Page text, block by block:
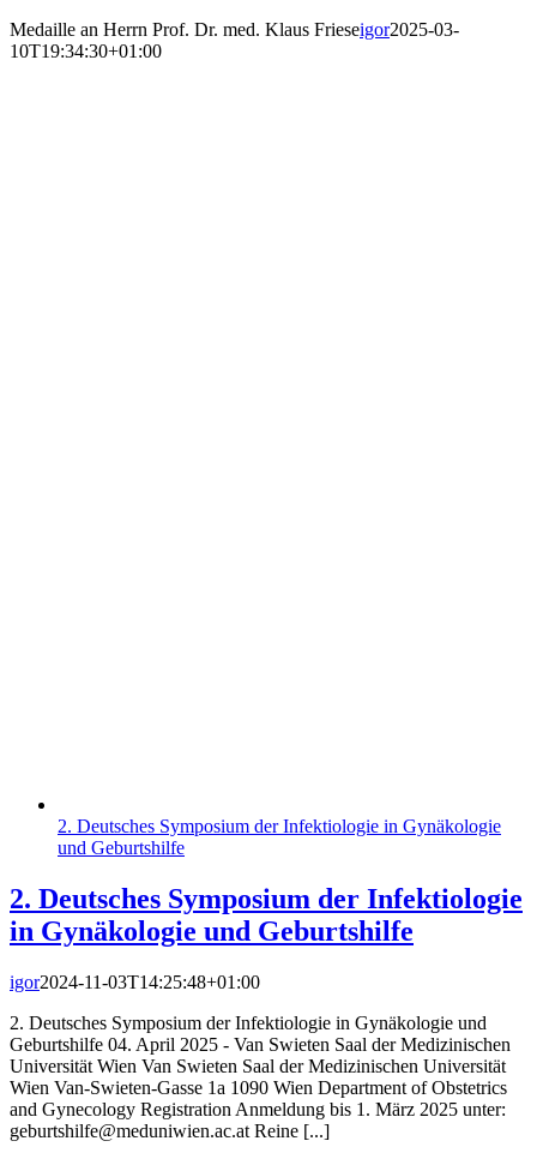
Medaille an Herrn Prof. Dr. med. Klaus Frieseigor2025-03-
10T19:34:30+01:00
2. Deutsches Symposium der Infektiologie in Gynäkologie
und Geburtshilfe
2. Deutsches Symposium der Infektiologie
in Gynäkologie und Geburtshilfe
igor2024-11-03T14:25:48+01:00
2. Deutsches Symposium der Infektiologie in Gynäkologie und
Geburtshilfe 04. April 2025 - Van Swieten Saal der Medizinischen
Universität Wien Van Swieten Saal der Medizinischen Universität
Wien Van-Swieten-Gasse 1a 1090 Wien Department of Obstetrics
and Gynecology Registration Anmeldung bis 1. März 2025 unter:
geburtshilfe@meduniwien.ac.at Reine [...]